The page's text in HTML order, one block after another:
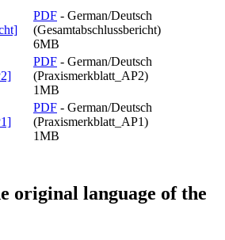
PDF - German/Deutsch
(Gesamtabschlussbericht)
6MB
PDF - German/Deutsch
(Praxismerkblatt_AP2)
1MB
PDF - German/Deutsch
(Praxismerkblatt_AP1)
1MB
original language of the